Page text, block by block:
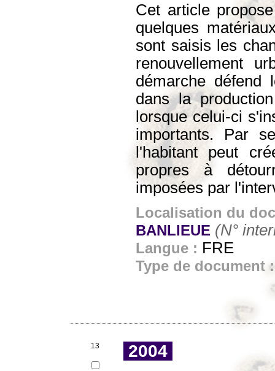
Cet article
quelques
sont saisis les
renouvellement
démarche défend
dans la
lorsque celui-ci
importants. Par
l'habitant peut
propres à
imposées par
Localisation du
BANLIEUE (N°
Langue : FRE
Type de document
13 2004